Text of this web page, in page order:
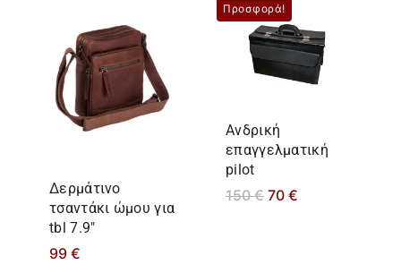
Δερμάτινο
τσαντάκι ώμου για
tbl 7.9″
99 €
Προσφορά!
Ανδρική
επαγγελματική
pilot
150€ 70 €